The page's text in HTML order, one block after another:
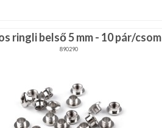
ringli belső 5 mm - 10 pár/
890290